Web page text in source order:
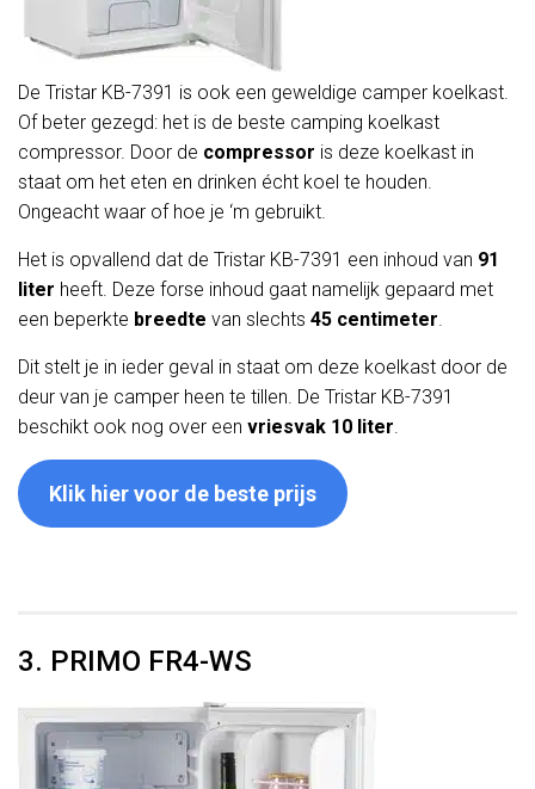
De Tristar KB-7391 is ook een geweldige camper koelkast.
Of beter gezegd: het is de beste camping koelkast
compressor. Door de compressor is deze koelkast in
staat om het eten en drinken écht koel te houden.
Ongeacht waar of hoe je ‘m gebruikt.
Het is opvallend dat de Tristar KB-7391 een inhoud van 91
liter heeft. Deze forse inhoud gaat namelijk gepaard met
een beperkte breedte van slechts 45 centimeter.
Dit stelt je in ieder geval in staat om deze koelkast door de
deur van je camper heen te tillen. De Tristar KB-7391
beschikt ook nog over een vriesvak 10 liter.
Klik hier voor de beste prijs
3. PRIMO FR4-WS